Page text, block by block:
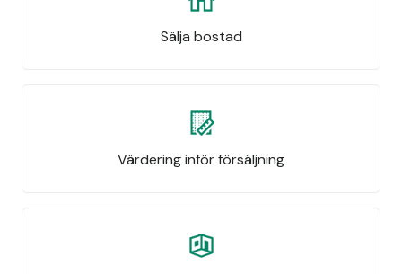
Sälja bostad
Värdering inför försäljning